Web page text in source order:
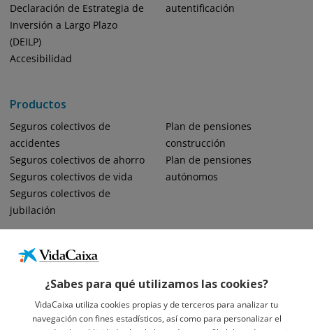
¿Sabes para qué utilizamos las cookies?
VidaCaixa utiliza cookies propias y de terceros para analizar tu
navegación con fines estadísticos, así como para personalizar el
Declaración de Estrategia de
Inversión a Largo Plazo
(DEILP)
Accesibilidad
Productos
Seguros colectivos de
accidentes
Seguros colectivos de ahorro
Seguros colectivos de vida
Seguros colectivos de
jubilación
Plan de pensiones
construcción
Plan de pensiones
autónomos
autentificación
Informació Legal Sobre VidaCaixa, S.A.